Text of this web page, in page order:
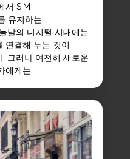
서 SIM
유지하는
날의 디지털 시대에는
연결해 두는 것이
그러나 여전히 새로운
게는...